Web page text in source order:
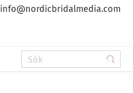
info@nordicbridalmedia.com